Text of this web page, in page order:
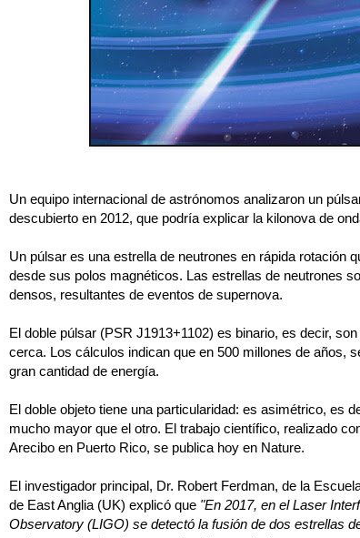
Un equipo internacional de astrónomos analizaron un
descubierto en 2012, que podría explicar la kilonova de
Un púlsar es una estrella de neutrones en rápida rotación
desde sus polos magnéticos. Las estrellas de neutrones
densos, resultantes de eventos de supernova.
El doble púlsar (PSR J1913+1102) es binario, es decir,
cerca. Los cálculos indican que en 500 millones de años,
gran cantidad de energía.
El doble objeto tiene una particularidad: es asimétrico, es
mucho mayor que el otro. El trabajo científico, realizado
Arecibo en Puerto Rico, se publica hoy en Nature.
El investigador principal, Dr. Robert Ferdman, de la
de East Anglia (UK) explicó que "En 2017, en el Laser
Observatory (LIGO) se detectó la fusión de dos estrellas